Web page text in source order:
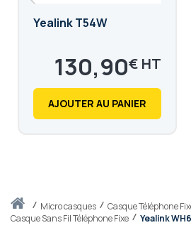
Accueilmicro casques
Casque Téléphone
Casque Sans Fil Téléphone Fixe
Yealink
Yealink T54W
130,90€
157,08
AJOUTER AU PANIER